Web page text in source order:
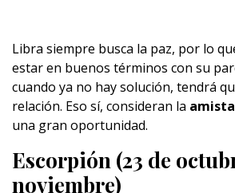
Libra siempre busca la paz, por lo
estar en buenos términos con su
cuando ya no hay solución, tendrá
relación. Eso sí, consideran la
una gran oportunidad.
Escorpión (23 de
noviembre)